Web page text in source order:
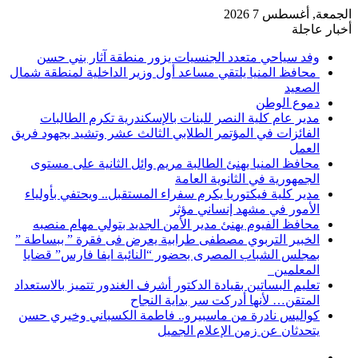
الجمعة, أغسطس 7 2026
أخبار عاجلة
وفد سياحي متعدد الجنسيات يزور منطقة آثار بني حسن
محافظ المنيا يلتقي مساعد أول وزير الداخلية لمنطقة شمال
الصعيد
دموع الوطن
مدير عام كلية النصر للبنات بالإسكندرية تكرم الطالبات
الفائزات في المؤتمر الطلابي الثالث عشر وتشيد بجهود فريق
العمل
محافظ المنيا يهنئ الطالبة مريم وائل الثانية على مستوى
الجمهورية في الثانوية العامة
مدير كلية فيكتوريا يكرم سفراء المستقبل.. ويحتفي بأولياء
الأمور في مشهد إنساني مؤثر
محافظ الفيوم يهنئ مدير الأمن الجديد بتولي مهام منصبه
الخبير التربوي مصطفى طرابية يعرض فى فقرة ” ببساطة ”
بمجلس الشباب المصرى بحضور “النائبة ايفا فارس” قضايا
المعلمين
تعليم البساتين بقيادة الدكتور أشرف الغندور تتميز بالاستعداد
المتقن… لأنها أدركت سر بداية النجاح
كواليس نادرة من ماسبيرو.. فاطمة الكسباني وخيري حسن
يتحدثان عن زمن الإعلام الجميل